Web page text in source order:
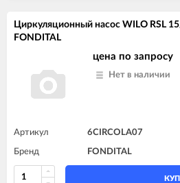
Циркуляционный насос WILO RSL
FONDITAL
цена по запросу
Нет в наличии
Артикул 6CIRCOLA07
Бренд FONDITAL